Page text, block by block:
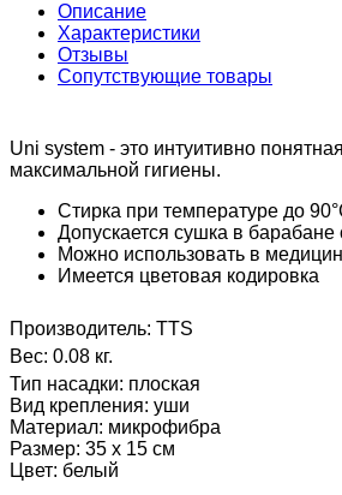
Описание
Характеристики
Отзывы
Сопутствующие товары
Uni system - это интуитивно
максимальной гигиены.
Cтирка при температуре до
Допускается сушка в
Можно использовать в
Имеется цветовая кодировка
Производитель: TTS
Вес: 0.08 кг.
Тип насадки: плоская
Вид крепления: уши
Материал: микрофибра
Размер: 35 х 15 см
Цвет: белый